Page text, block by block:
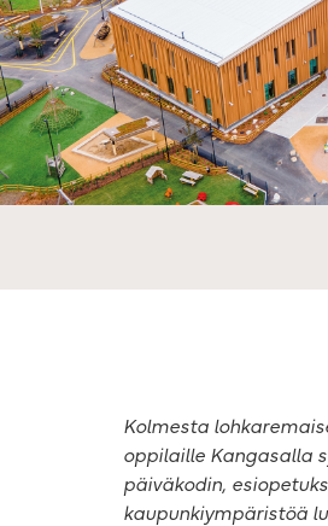
Kolmesta
oppilaille Kangasalla
päiväkodin,
kaupunkiympäristöä